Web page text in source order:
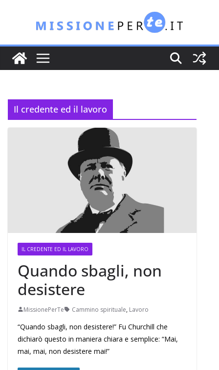
contenuto
Il credente ed il lavoro
IL CREDENTE ED IL LAVORO
Quando sbagli, non
desistere
MissionePerTe Cammino spirituale, Lavoro
“Quando sbagli, non desistere!” Fu Churchill che
dichiarò questo in maniera chiara e semplice: “Mai,
mai, mai, non desistere mai!”